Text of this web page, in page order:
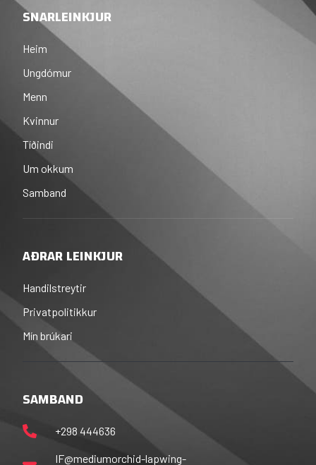
SNARLEINKJUR
Heim
Ungdómur
Menn
Kvinnur
Tíðindi
Um okkum
Samband
AÐRAR LEINKJUR
Handilstreytir
Privatpolitikkur
Mín brúkari
SAMBAND
+298 444636
IF@mediumorchid-lapwing-